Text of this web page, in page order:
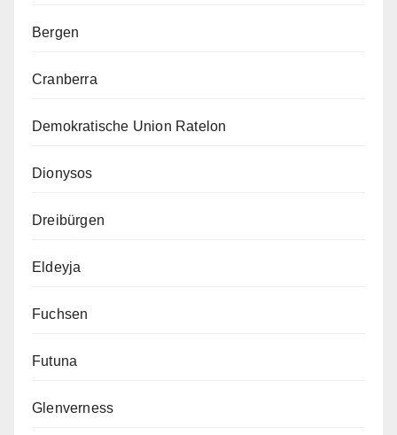
Bergen
Cranberra
Demokratische Union Ratelon
Dionysos
Dreibürgen
Eldeyja
Fuchsen
Futuna
Glenverness